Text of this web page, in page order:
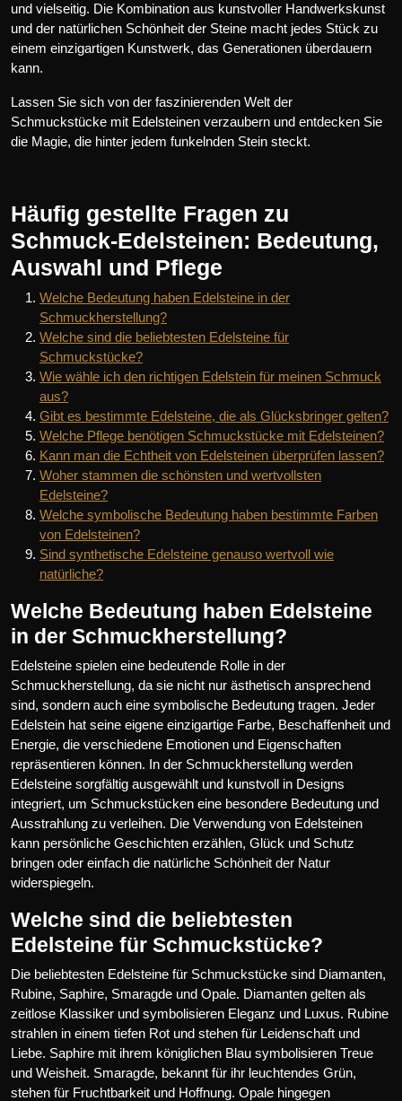
und vielseitig. Die Kombination aus kunstvoller Handwerkskunst
und der natürlichen Schönheit der Steine macht jedes Stück zu
einem einzigartigen Kunstwerk, das Generationen überdauern
kann.
Lassen Sie sich von der faszinierenden Welt der
Schmuckstücke mit Edelsteinen verzaubern und entdecken Sie
die Magie, die hinter jedem funkelnden Stein steckt.
Häufig gestellte Fragen zu
Schmuck-Edelsteinen: Bedeutung,
Auswahl und Pflege
Welche Bedeutung haben Edelsteine in der
Schmuckherstellung?
Welche sind die beliebtesten Edelsteine für
Schmuckstücke?
Wie wähle ich den richtigen Edelstein für meinen Schmuck
aus?
Gibt es bestimmte Edelsteine, die als Glücksbringer gelten?
Welche Pflege benötigen Schmuckstücke mit Edelsteinen?
Kann man die Echtheit von Edelsteinen überprüfen lassen?
Woher stammen die schönsten und wertvollsten
Edelsteine?
Welche symbolische Bedeutung haben bestimmte Farben
von Edelsteinen?
Sind synthetische Edelsteine genauso wertvoll wie
natürliche?
Welche Bedeutung haben Edelsteine
in der Schmuckherstellung?
Edelsteine spielen eine bedeutende Rolle in der
Schmuckherstellung, da sie nicht nur ästhetisch ansprechend
sind, sondern auch eine symbolische Bedeutung tragen. Jeder
Edelstein hat seine eigene einzigartige Farbe, Beschaffenheit und
Energie, die verschiedene Emotionen und Eigenschaften
repräsentieren können. In der Schmuckherstellung werden
Edelsteine sorgfältig ausgewählt und kunstvoll in Designs
integriert, um Schmuckstücken eine besondere Bedeutung und
Ausstrahlung zu verleihen. Die Verwendung von Edelsteinen
kann persönliche Geschichten erzählen, Glück und Schutz
bringen oder einfach die natürliche Schönheit der Natur
widerspiegeln.
Welche sind die beliebtesten
Edelsteine für Schmuckstücke?
Die beliebtesten Edelsteine für Schmuckstücke sind Diamanten,
Rubine, Saphire, Smaragde und Opale. Diamanten gelten als
zeitlose Klassiker und symbolisieren Eleganz und Luxus. Rubine
strahlen in einem tiefen Rot und stehen für Leidenschaft und
Liebe. Saphire mit ihrem königlichen Blau symbolisieren Treue
und Weisheit. Smaragde, bekannt für ihr leuchtendes Grün,
stehen für Fruchtbarkeit und Hoffnung. Opale hingegen